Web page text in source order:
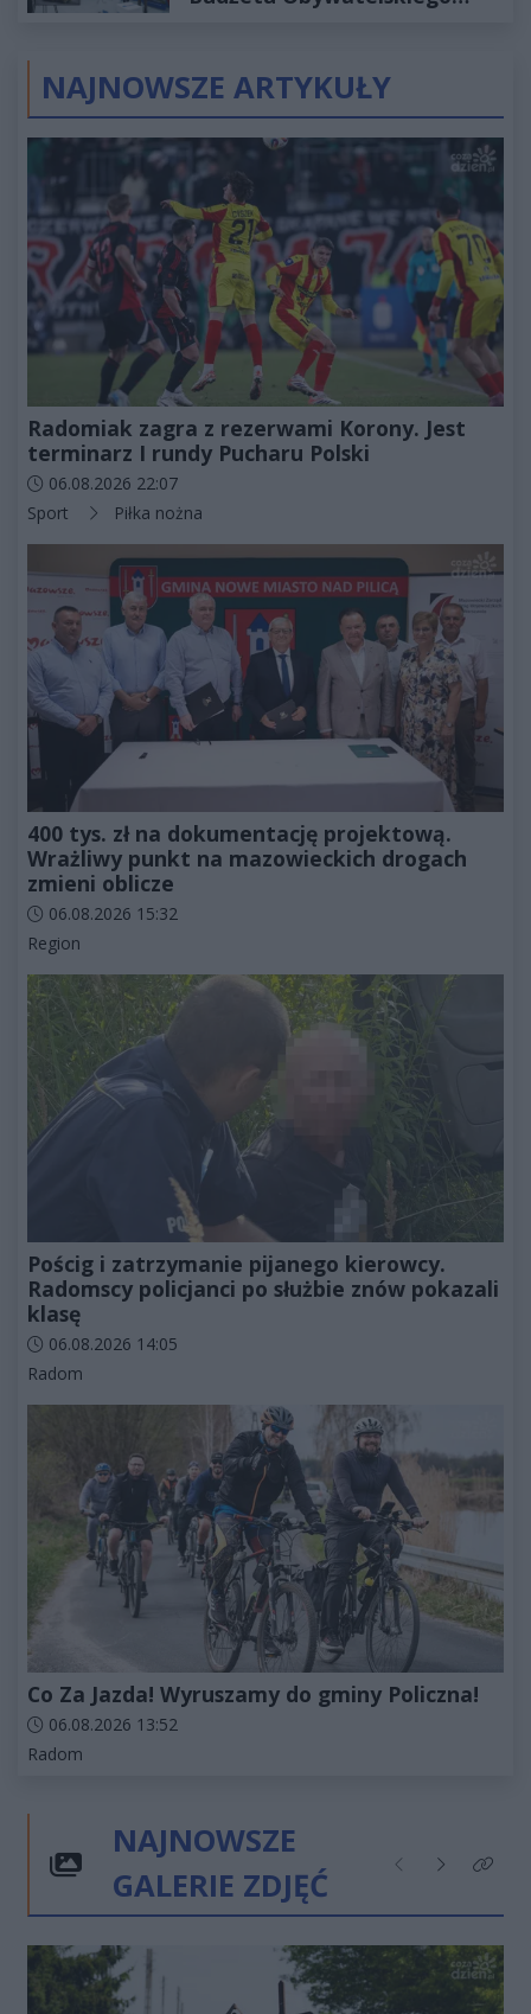
NAJNOWSZE ARTYKUŁY
Radomiak zagra z rezerwami Korony. Jest
terminarz I rundy Pucharu Polski
Data dodania artykułu:
06.08.2026 22:07
Kategorie artykułu:
Sport Piłka nożna
400 tys. zł na dokumentację projektową.
Wrażliwy punkt na mazowieckich drogach
zmieni oblicze
Data dodania artykułu:
06.08.2026 15:32
Kategorie artykułu:
Region
Pościg i zatrzymanie pijanego kierowcy.
Radomscy policjanci po służbie znów pokazali
klasę
Data dodania artykułu:
06.08.2026 14:05
Kategorie artykułu:
Radom
Co Za Jazda! Wyruszamy do gminy Policzna!
Data dodania artykułu:
06.08.2026 13:52
Kategorie artykułu:
Radom
NAJNOWSZE
GALERIE ZDJĘĆ
Poprzednie
NastępneKliknij